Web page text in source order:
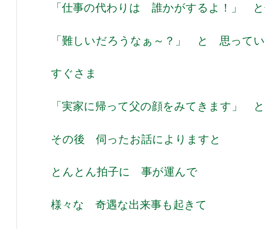
「仕事の代わりは 誰かがするよ！」
「難しいだろうなぁ～？」 と 思って
すぐさま
「実家に帰って父の顔をみてきます」
その後 伺ったお話によりますと
とんとん拍子に 事が運んで
様々な 奇遇な出来事も起きて